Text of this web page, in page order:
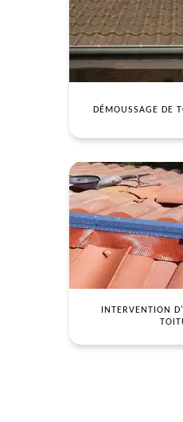
DÉMOUSSAGE DE
INTERVENTION